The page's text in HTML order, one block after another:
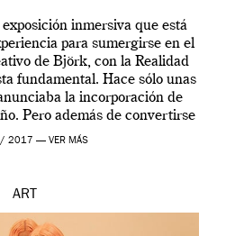
inmersiva que está
para sumergirse en el
de Björk, con la Realidad
fundamental. Hace sólo unas
la incorporación de
Pero además de convertirse
más relevantes […]
2017 — VER MÁS
ART